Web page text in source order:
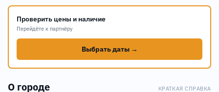
Проверить цены и наличие
Перейдёте к партнёру
Выбрать даты →
О городе КРАТКАЯ СПРАВКА